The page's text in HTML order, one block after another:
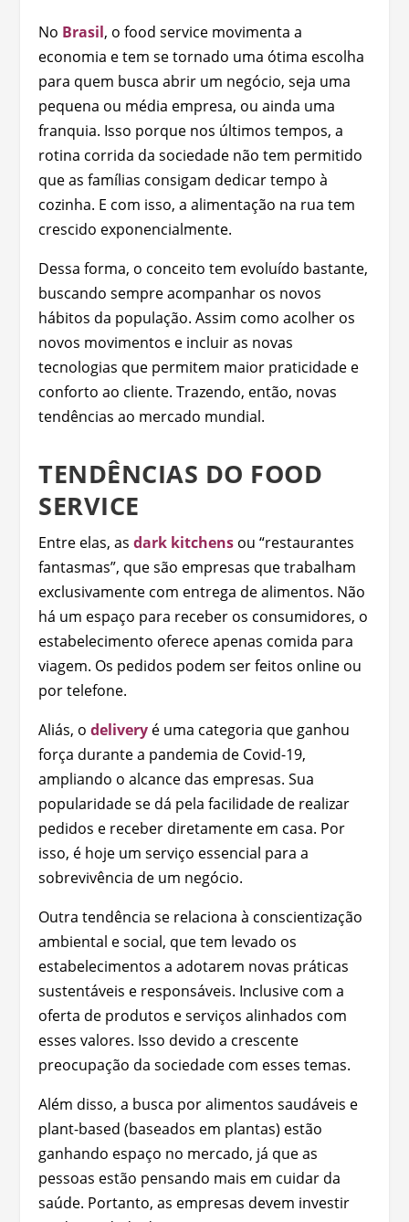
No Brasil, o food service movimenta a
economia e tem se tornado uma ótima escolha
para quem busca abrir um negócio, seja uma
pequena ou média empresa, ou ainda uma
franquia. Isso porque nos últimos tempos, a
rotina corrida da sociedade não tem permitido
que as famílias consigam dedicar tempo à
cozinha. E com isso, a alimentação na rua tem
crescido exponencialmente.
Dessa forma, o conceito tem evoluído bastante,
buscando sempre acompanhar os novos
hábitos da população. Assim como acolher os
novos movimentos e incluir as novas
tecnologias que permitem maior praticidade e
conforto ao cliente. Trazendo, então, novas
tendências ao mercado mundial.
TENDÊNCIAS DO FOOD
SERVICE
Entre elas, asdark kitchens ou “restaurantes
fantasmas”, que são empresas que trabalham
exclusivamente com entrega de alimentos. Não
há um espaço para receber os consumidores, o
estabelecimento oferece apenas comida para
viagem. Os pedidos podem ser feitos online ou
por telefone.
Aliás, odelivery é uma categoria que ganhou
força durante a pandemia de Covid-19,
ampliando o alcance das empresas. Sua
popularidade se dá pela facilidade de realizar
pedidos e receber diretamente em casa. Por
isso, é hoje um serviço essencial para a
sobrevivência de um negócio.
Outra tendência se relaciona à conscientização
ambiental e social, que tem levado os
estabelecimentos a adotarem novas práticas
sustentáveis e responsáveis. Inclusive com a
oferta de produtos e serviços alinhados com
esses valores. Isso devido a crescente
preocupação da sociedade com esses temas.
Além disso, a busca por alimentos saudáveis e
plant-based (baseados em plantas) estão
ganhando espaço no mercado, já que as
pessoas estão pensando mais em cuidar da
saúde. Portanto, as empresas devem investir